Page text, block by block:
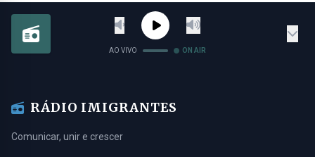
AO VIVO ON AIR
RÁDIO IMIGRANTES
Comunicar, unir e crescer